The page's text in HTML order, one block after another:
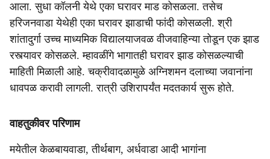
आला. सुधा कॉलनी येथे एका घरावर माड कोसळला. तसेच
हरिजनवाडा येथेही एका घरावर झाडाची फांदी कोसळली. श्री
शांतादुर्गा उच्च माध्यमिक विद्यालयाजवळ वीजवाहिन्या तोडून एक झाड
रस्त्यावर कोसळले. म्हावळींगे भागातही घरावर झाड कोसळल्याची
माहिती मिळाली आहे. चक्रीवादळामुळे अग्निशमन दलाच्या जवानांना
धावपळ करावी लागली. रात्री उशिरापर्यंत मदतकार्य सुरू होते.
वाहतुकीवर परिणाम
मयेतील केळबायवाडा, तीर्थबाग, अर्धवाडा आदी भागांना